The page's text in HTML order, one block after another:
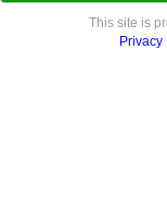
This site is
Privacy